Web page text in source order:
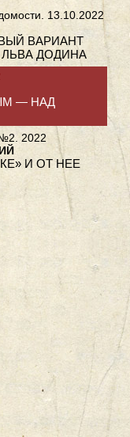
13.10.2022
ВАРИАНТ
ЛЬВА ДОДИНА
— НАД
2022
И ОТ НЕЕ